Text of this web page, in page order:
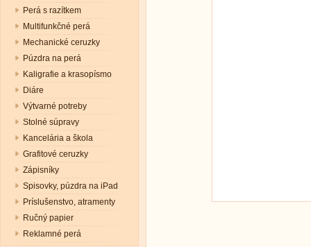
Perá s razítkem
Multifunkčné perá
Mechanické ceruzky
Púzdra na perá
Kaligrafie a krasopísmo
Diáre
Výtvarné potreby
Stolné súpravy
Kancelária a škola
Grafitové ceruzky
Zápisníky
Spisovky, púzdra na iPad
Príslušenstvo, atramenty
Ručný papier
Reklamné perá